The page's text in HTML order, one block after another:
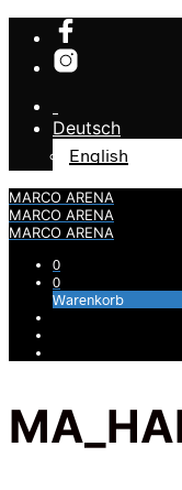
Deutsch
English
MARCO ARENA
MARCO ARENA
MARCO ARENA
0
0
Warenkorb